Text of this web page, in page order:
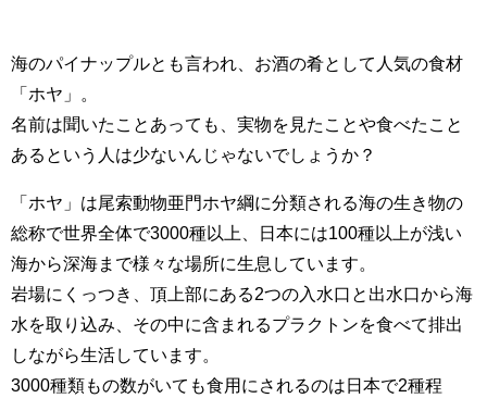
海のパイナップルとも言われ、お酒の肴として人気の食材
「ホヤ」。
名前は聞いたことあっても、実物を見たことや食べたこと
あるという人は少ないんじゃないでしょうか？
「ホヤ」は尾索動物亜門ホヤ綱に分類される海の生き物の
総称で世界全体で3000種以上、日本には100種以上が浅い
海から深海まで様々な場所に生息しています。
岩場にくっつき、頂上部にある2つの入水口と出水口から海
水を取り込み、その中に含まれるプラクトンを食べて排出
しながら生活しています。
3000種類もの数がいても食用にされるのは日本で2種程